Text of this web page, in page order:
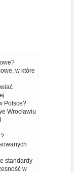
w które
Polsce?
Wrocławiu
standardy
w